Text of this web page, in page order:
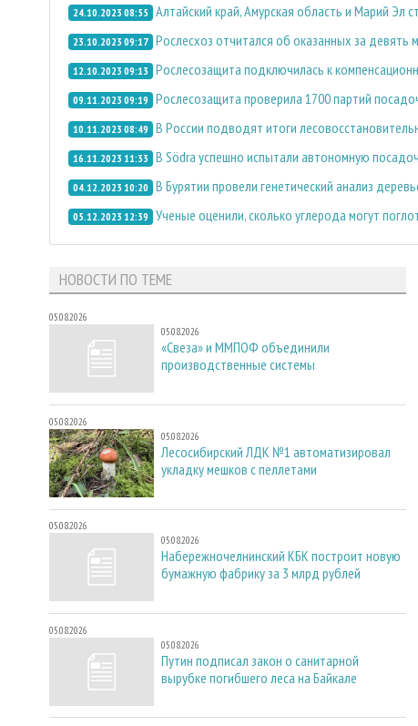
24.10.2023 08:55 Алтайский край, Амурская область и Марий Эл
23.10.2023 09:17 Рослесхоз отчитался об оказанных за девять
12.10.2023 09:13 Рослесозащита подключилась к
09.11.2023 09:19 Рослесозащита проверила 1700 партий
10.11.2023 08:49 В России подводят итоги
16.11.2023 11:33 В Södra успешно испытали автономную
04.12.2023 10:20 В Бурятии провели генетический анализ
05.12.2023 12:39 Ученые оценили, сколько углерода могут
НОВОСТИ ПО ТЕМЕ
05.08.2026
05.08.2026
«Свеза» и ММПОФ объединили
производственные системы
05.08.2026
05.08.2026
Лесосибирский ЛДК №1 автоматизировал
укладку мешков с пеллетами
05.08.2026
05.08.2026
Набережночелнинский КБК построит новую
бумажную фабрику за 3 млрд рублей
05.08.2026
05.08.2026
Путин подписал закон о санитарной
вырубке погибшего леса на Байкале